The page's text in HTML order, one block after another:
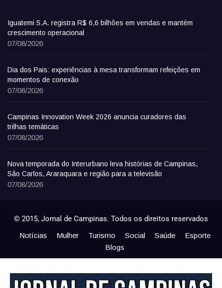
Iguatemi S.A. registra R$ 6,6 bilhões em vendas e mantém
crescimento operacional
07/08/2026
Dia dos Pais: experiências à mesa transformam refeições em
momentos de conexão
07/08/2026
Campinas Innovation Week 2026 anuncia curadores das
trilhas temáticas
07/08/2026
Nova temporada do Interurbano leva histórias de Campinas,
São Carlos, Araraquara e região para a televisão
07/08/2026
© 2015, Jornal de Campinas. Todos os direitos reservados
Notícias Mulher Turismo Social Saúde
Esporte
Blogs